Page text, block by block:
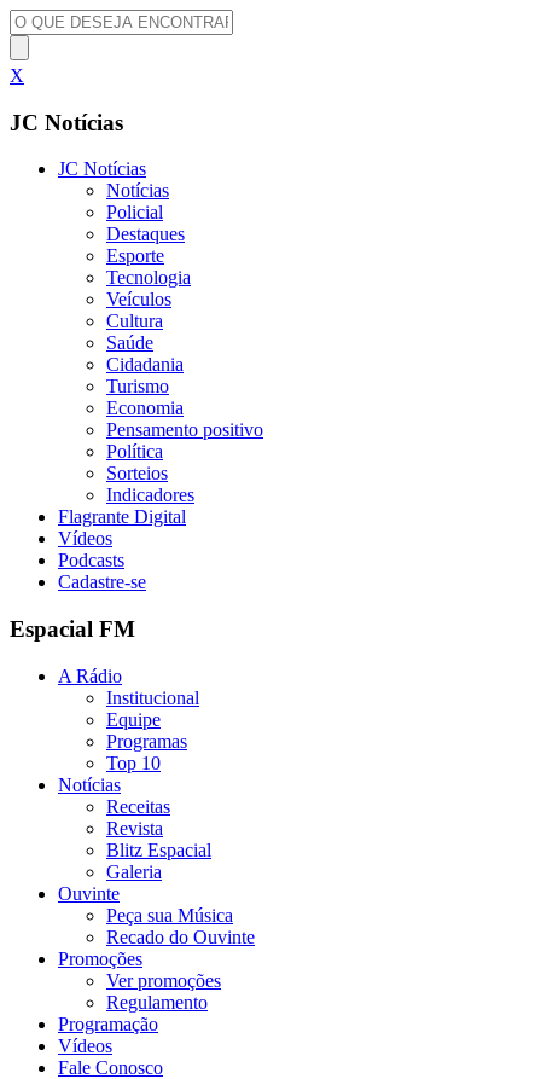
X
JC Notícias
JC Notícias
Notícias
Policial
Destaques
Esporte
Tecnologia
Veículos
Cultura
Saúde
Cidadania
Turismo
Economia
Pensamento positivo
Política
Sorteios
Indicadores
Flagrante Digital
Vídeos
Podcasts
Cadastre-se
Espacial FM
A Rádio
Institucional
Equipe
Programas
Top 10
Notícias
Receitas
Revista
Blitz Espacial
Galeria
Ouvinte
Peça sua Música
Recado do Ouvinte
Promoções
Ver promoções
Regulamento
Programação
Vídeos
Fale Conosco